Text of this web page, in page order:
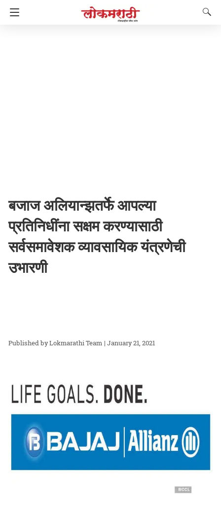
बजाज अलियान्झतर्फे आपल्या
प्रतिनिधींना सक्षम करण्यासाठी
सर्वसमावेशक व्यावसायिक यंत्रणेची
उभारणी
Lokmarathi Team | January 21, 2021